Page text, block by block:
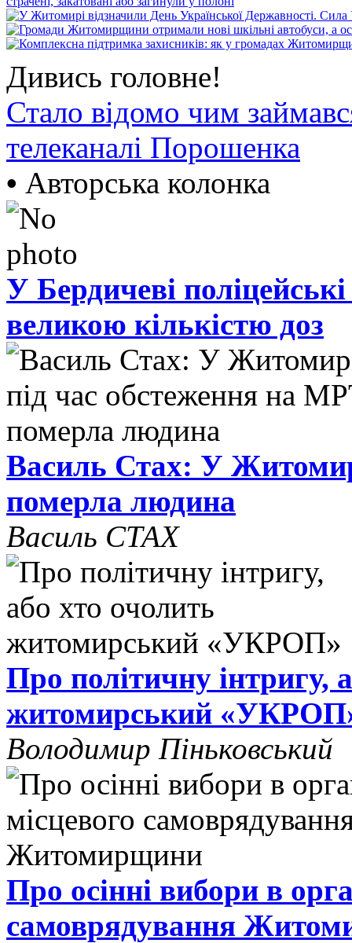
Дивись головне!
Стало відомо чим
телеканалі Порошенка
• Авторська колонка
У Бердичеві
великою кількістю доз
Василь Стах: У
померла людина
Василь СТАХ
Про політичну інтригу,
житомирський
Володимир Піньковський
Про осінні вибори в
самоврядування